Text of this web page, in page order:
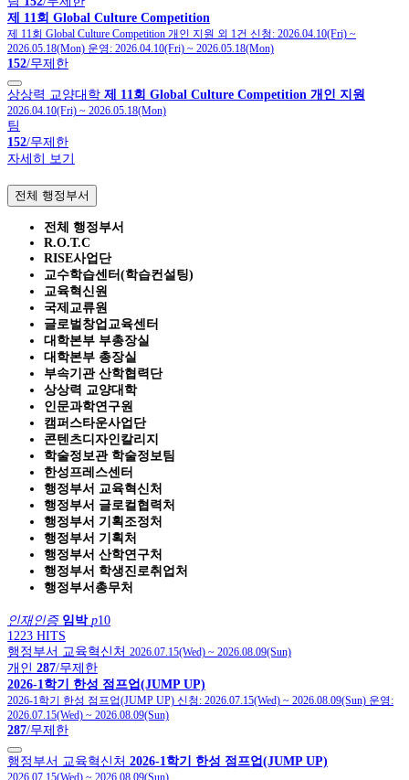
제 11회 Global Culture Competition
제 11회 Global Culture Competition 개인 지원 외 1건 신청: 2026.04.10(Fri) ~
2026.05.18(Mon) 운영: 2026.04.10(Fri) ~ 2026.05.18(Mon)
152/무제한
상상력 교양대학 제 11회 Global Culture Competition 개인 지원
2026.04.10(Fri) ~ 2026.05.18(Mon)
팀
152/무제한
자세히 보기
전체 행정부서
전체 행정부서
R.O.T.C
RISE사업단
교수학습센터(학습컨설팅)
교육혁신원
국제교류원
글로벌창업교육센터
대학본부 부총장실
대학본부 총장실
부속기관 산학협력단
상상력 교양대학
인문과학연구원
캠퍼스타운사업단
콘텐츠디자인칼리지
학술정보관 학술정보팀
한성프레스센터
행정부서 교육혁신처
행정부서 글로컬협력처
행정부서 기획조정처
행정부서 기획처
행정부서 산학연구처
행정부서 학생진로취업처
행정부서총무처
인재인증 임박 p10
1223 HITS
행정부서 교육혁신처 2026.07.15(Wed) ~ 2026.08.09(Sun)
개인 287/무제한
2026-1학기 한성 점프업(JUMP UP)
2026-1학기 한성 점프업(JUMP UP) 신청: 2026.07.15(Wed) ~ 2026.08.09(Sun) 운영:
2026.07.15(Wed) ~ 2026.08.09(Sun)
287/무제한
행정부서 교육혁신처 2026-1학기 한성 점프업(JUMP UP)